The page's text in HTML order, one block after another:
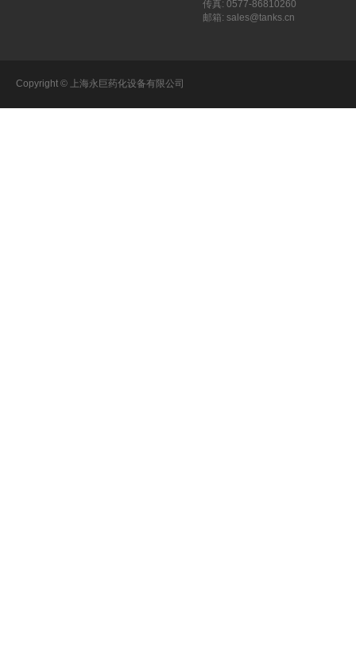
传真: 0577-86810260
邮箱: sales@tanks.cn
Copyright © 上海永巨药化设备有限公司